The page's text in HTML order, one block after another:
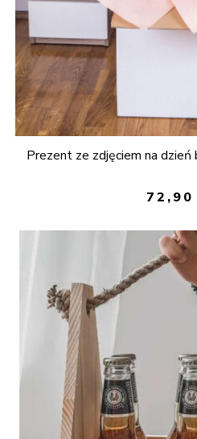
Prezent ze zdjęciem na dzień
72,90